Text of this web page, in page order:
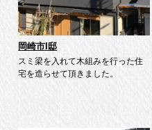
岡崎市I邸
スミ梁を入れて木組みを行った住
宅を造らせて頂きました。